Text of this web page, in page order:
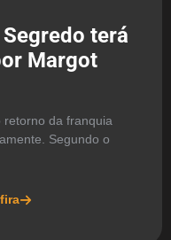
terá
Margot
retorno da franquia
Segundo o